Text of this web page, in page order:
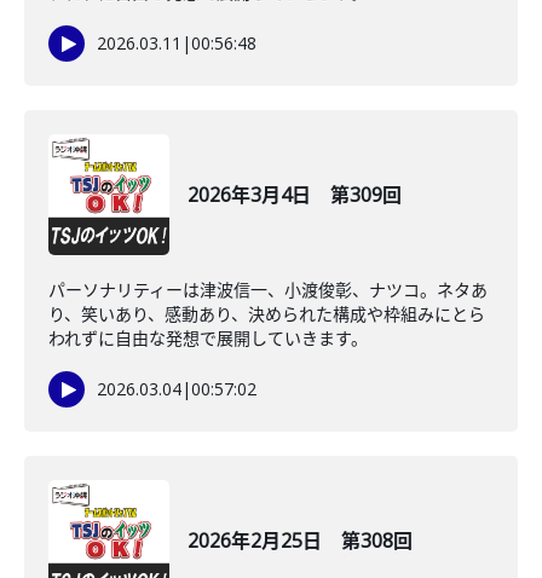
2026.03.11 |00:56:48
2026年3月4日 第309回
パーソナリティーは津波信一、小渡俊彰、ナツコ。ネタあ
り、笑いあり、感動あり、決められた構成や枠組みにとら
われずに自由な発想で展開していきます。
2026.03.04|00:57:02
2026年2月25日 第308回